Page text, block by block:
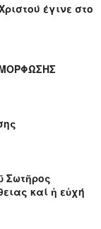
έγινε στο
Σωτῆρος
καί ἡ εὐχή